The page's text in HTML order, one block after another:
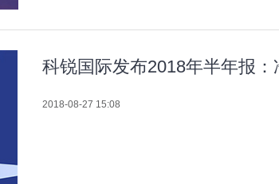
科锐国际发布2018年半年报
2018-08-27 15:08